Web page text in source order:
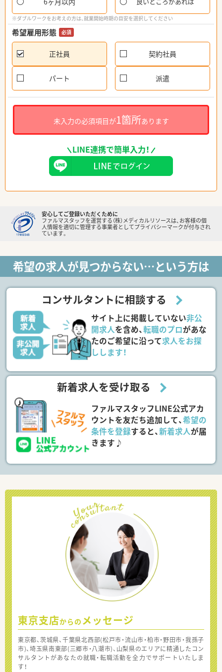
※ダブルワークをお考えの方は、就業開始時期の目安を選択してください
希望雇用形態 必須
正社員 契約社員
パート 派遣
未入力の必須項目が1箇所あります
LINE連携で簡単入力！
安心してご登録いただくために
ファルマスタッフを運営する（株）メディカルリソースは、お客様の個
人情報を適切に管理する事業者としてプライバシーマークが付与され
ています。
希望の求人が見つからない…という方は
コンサルタントに相談する
サイト上に掲載していない非公
開求人を含め、転職のプロがあな
たのご希望に沿って求人をお探
しします！
新着求人を受け取る
ファルマスタッフLINE公式アカ
ウントを友だち追加して、希望の
条件を登録すると、新着求人が届
きます♪
東京支店からの メッセージ
東京都、茨城県、千葉県北西部(松戸市・流山市・柏市・野田市・我孫子
市)、埼玉県南東部(三郷市・八潮市)、山梨県のエリアに精通したコン
サルタントがあなたの就職・転職活動を全力でサポートいたしま
す！